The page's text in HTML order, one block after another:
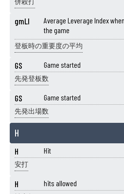
gmLI
Average Leverage Index
the game
登板時の重要度の平均
GS Game started
先発登板数
GS Game started
先発出場数
H
H Hit
安打
H hits allowed